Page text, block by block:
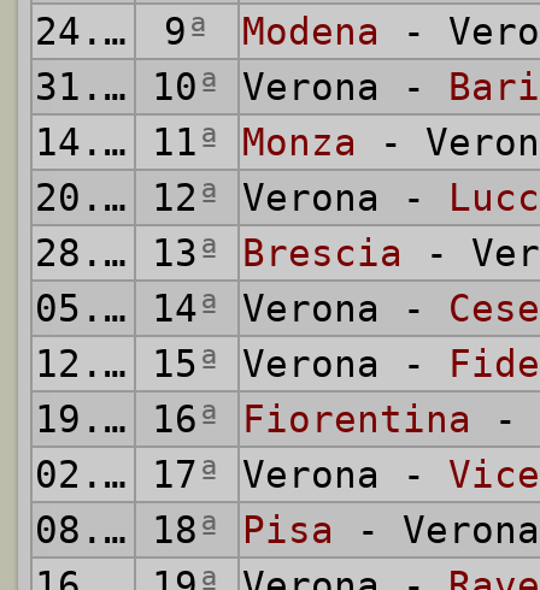
24.10.1993
9ª Modena -
31.10.1993
10ª Verona - Bari
14.11.1993
11ª Monza -
20.11.1993
12ª Verona -
28.11.1993
13ª Brescia -
05.12.1993
14ª Verona -
12.12.1993
15ª Verona -
19.12.1993
16ª Fiorentina -
02.01.1994
17ª Verona -
08.01.1994
18ª Pisa - Verona